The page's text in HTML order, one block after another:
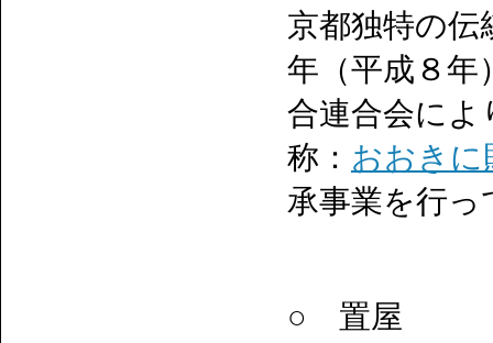
京都独特の伝
年（平成８年
合連合会によ
称： おおきに
承事業を行っ
○ 置屋